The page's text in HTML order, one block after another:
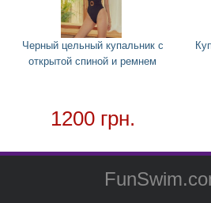
Черный цельный купальник с
открытой спиной и ремнем
1200 грн.